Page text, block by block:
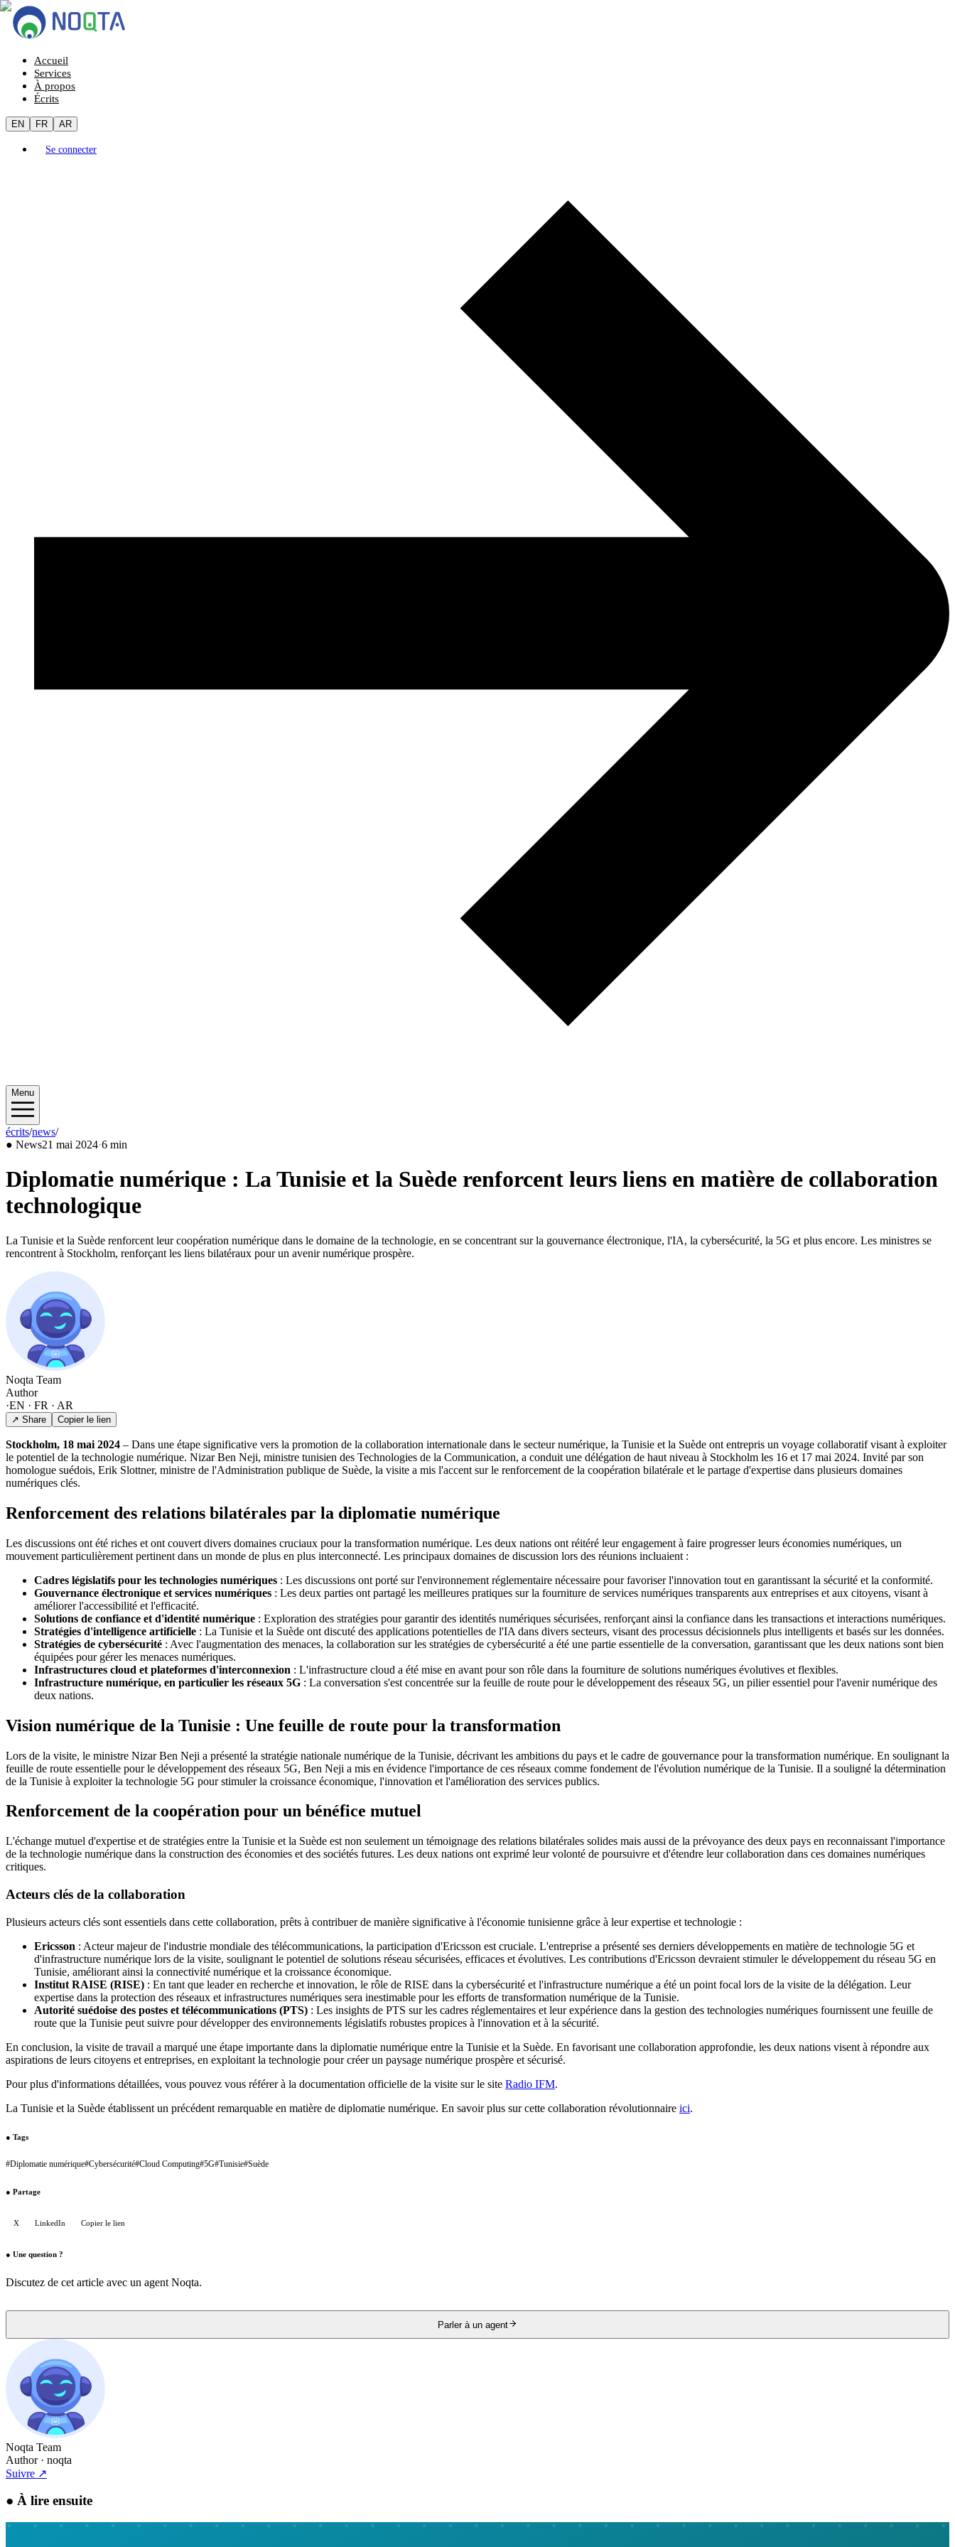
Accueil
Services
À propos
Écrits
EN FR AR
Se connecter
Menu
écrits/news/2024/05
● News21 mai 2024·6 min
Diplomatie numérique : La Tunisie et la Suède renforcent leurs liens en matière de collaboration
technologique
La Tunisie et la Suède renforcent leur coopération numérique dans le domaine de la technologie, en se concentrant sur la gouvernance électronique, l'IA, la cybersécurité, la 5G et plus encore. Les ministres se
rencontrent à Stockholm, renforçant les liens bilatéraux pour un avenir numérique prospère.
Noqta Team
Author
·EN · FR · AR
↗ Share Copier le lien
Stockholm, 18 mai 2024 – Dans une étape significative vers la promotion de la collaboration internationale dans le secteur numérique, la Tunisie et la Suède ont entrepris un voyage collaboratif visant à exploiter
le potentiel de la technologie numérique. Nizar Ben Neji, ministre tunisien des Technologies de la Communication, a conduit une délégation de haut niveau à Stockholm les 16 et 17 mai 2024. Invité par son
homologue suédois, Erik Slottner, ministre de l'Administration publique de Suède, la visite a mis l'accent sur le renforcement de la coopération bilatérale et le partage d'expertise dans plusieurs domaines
numériques clés.
Renforcement des relations bilatérales par la diplomatie numérique
Les discussions ont été riches et ont couvert divers domaines cruciaux pour la transformation numérique. Les deux nations ont réitéré leur engagement à faire progresser leurs économies numériques, un
mouvement particulièrement pertinent dans un monde de plus en plus interconnecté. Les principaux domaines de discussion lors des réunions incluaient :
Cadres législatifs pour les technologies numériques : Les discussions ont porté sur l'environnement réglementaire nécessaire pour favoriser l'innovation tout en garantissant la sécurité et la conformité.
Gouvernance électronique et services numériques : Les deux parties ont partagé les meilleures pratiques sur la fourniture de services numériques transparents aux entreprises et aux citoyens, visant à
améliorer l'accessibilité et l'efficacité.
Solutions de confiance et d'identité numérique : Exploration des stratégies pour garantir des identités numériques sécurisées, renforçant ainsi la confiance dans les transactions et interactions numériques.
Stratégies d'intelligence artificielle : La Tunisie et la Suède ont discuté des applications potentielles de l'IA dans divers secteurs, visant des processus décisionnels plus intelligents et basés sur les données.
Stratégies de cybersécurité : Avec l'augmentation des menaces, la collaboration sur les stratégies de cybersécurité a été une partie essentielle de la conversation, garantissant que les deux nations sont bien
équipées pour gérer les menaces numériques.
Infrastructures cloud et plateformes d'interconnexion : L'infrastructure cloud a été mise en avant pour son rôle dans la fourniture de solutions numériques évolutives et flexibles.
Infrastructure numérique, en particulier les réseaux 5G : La conversation s'est concentrée sur la feuille de route pour le développement des réseaux 5G, un pilier essentiel pour l'avenir numérique des
deux nations.
Vision numérique de la Tunisie : Une feuille de route pour la transformation
Lors de la visite, le ministre Nizar Ben Neji a présenté la stratégie nationale numérique de la Tunisie, décrivant les ambitions du pays et le cadre de gouvernance pour la transformation numérique. En soulignant la
feuille de route essentielle pour le développement des réseaux 5G, Ben Neji a mis en évidence l'importance de ces réseaux comme fondement de l'évolution numérique de la Tunisie. Il a souligné la détermination
de la Tunisie à exploiter la technologie 5G pour stimuler la croissance économique, l'innovation et l'amélioration des services publics.
Renforcement de la coopération pour un bénéfice mutuel
L'échange mutuel d'expertise et de stratégies entre la Tunisie et la Suède est non seulement un témoignage des relations bilatérales solides mais aussi de la prévoyance des deux pays en reconnaissant l'importance
de la technologie numérique dans la construction des économies et des sociétés futures. Les deux nations ont exprimé leur volonté de poursuivre et d'étendre leur collaboration dans ces domaines numériques
critiques.
Acteurs clés de la collaboration
Plusieurs acteurs clés sont essentiels dans cette collaboration, prêts à contribuer de manière significative à l'économie tunisienne grâce à leur expertise et technologie :
Ericsson : Acteur majeur de l'industrie mondiale des télécommunications, la participation d'Ericsson est cruciale. L'entreprise a présenté ses derniers développements en matière de technologie 5G et
d'infrastructure numérique lors de la visite, soulignant le potentiel de solutions réseau sécurisées, efficaces et évolutives. Les contributions d'Ericsson devraient stimuler le développement du réseau 5G en
Tunisie, améliorant ainsi la connectivité numérique et la croissance économique.
Institut RAISE (RISE) : En tant que leader en recherche et innovation, le rôle de RISE dans la cybersécurité et l'infrastructure numérique a été un point focal lors de la visite de la délégation. Leur
expertise dans la protection des réseaux et infrastructures numériques sera inestimable pour les efforts de transformation numérique de la Tunisie.
Autorité suédoise des postes et télécommunications (PTS) : Les insights de PTS sur les cadres réglementaires et leur expérience dans la gestion des technologies numériques fournissent une feuille de
route que la Tunisie peut suivre pour développer des environnements législatifs robustes propices à l'innovation et à la sécurité.
En conclusion, la visite de travail a marqué une étape importante dans la diplomatie numérique entre la Tunisie et la Suède. En favorisant une collaboration approfondie, les deux nations visent à répondre aux
aspirations de leurs citoyens et entreprises, en exploitant la technologie pour créer un paysage numérique prospère et sécurisé.
Pour plus d'informations détaillées, vous pouvez vous référer à la documentation officielle de la visite sur le site Radio IFM.
La Tunisie et la Suède établissent un précédent remarquable en matière de diplomatie numérique. En savoir plus sur cette collaboration révolutionnaire ici.
● Tags
#Diplomatie numérique#Cybersécurité#Cloud Computing#5G#Tunisie#Suède
● Partage
X LinkedIn Copier le lien
● Une question ?
Discutez de cet article avec un agent Noqta.
Parler à un agent
Noqta Team
Author· noqta
Suivre ↗
● À lire ensuite